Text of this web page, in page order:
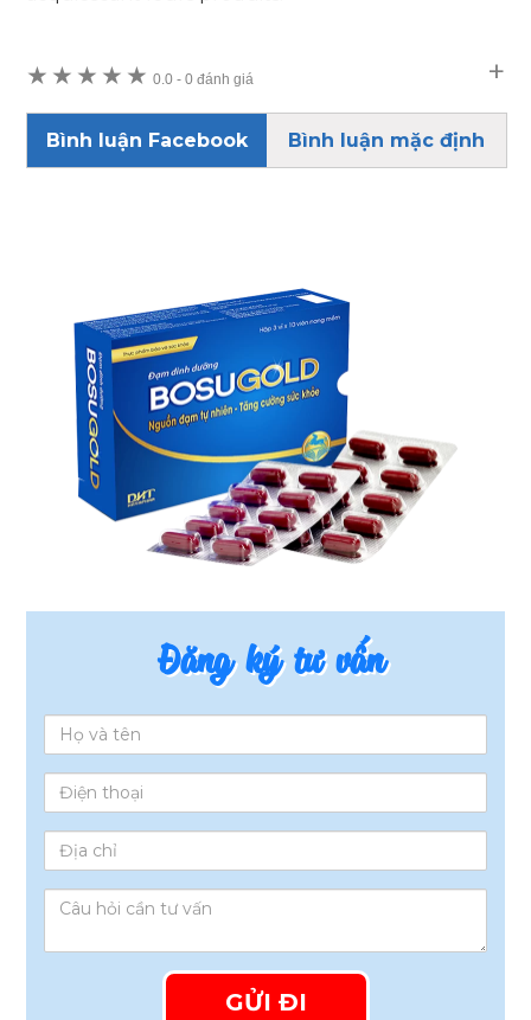
★ ★ ★ ★ ★ 0.0- 0 đánh giá
Bình luận Facebook Bình luận mặc định
Đăng ký tư vấn